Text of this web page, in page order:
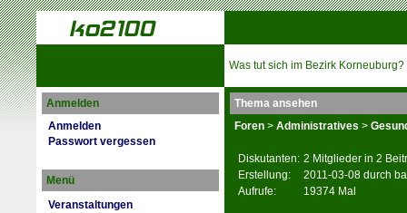
Was tut sich im Bezirk Korneuburg?
Anmelden
Anmelden
Passwort vergessen
Menü
Veranstaltungen
Thema ansehen
Foren > Administratives >
Diskutanten: 2 Mitglieder in 2
Erstellung:
2011-03-08 durch
Aufrufe:
19374 Mal